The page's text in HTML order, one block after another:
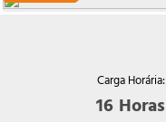
Carga Horária:
16 Horas